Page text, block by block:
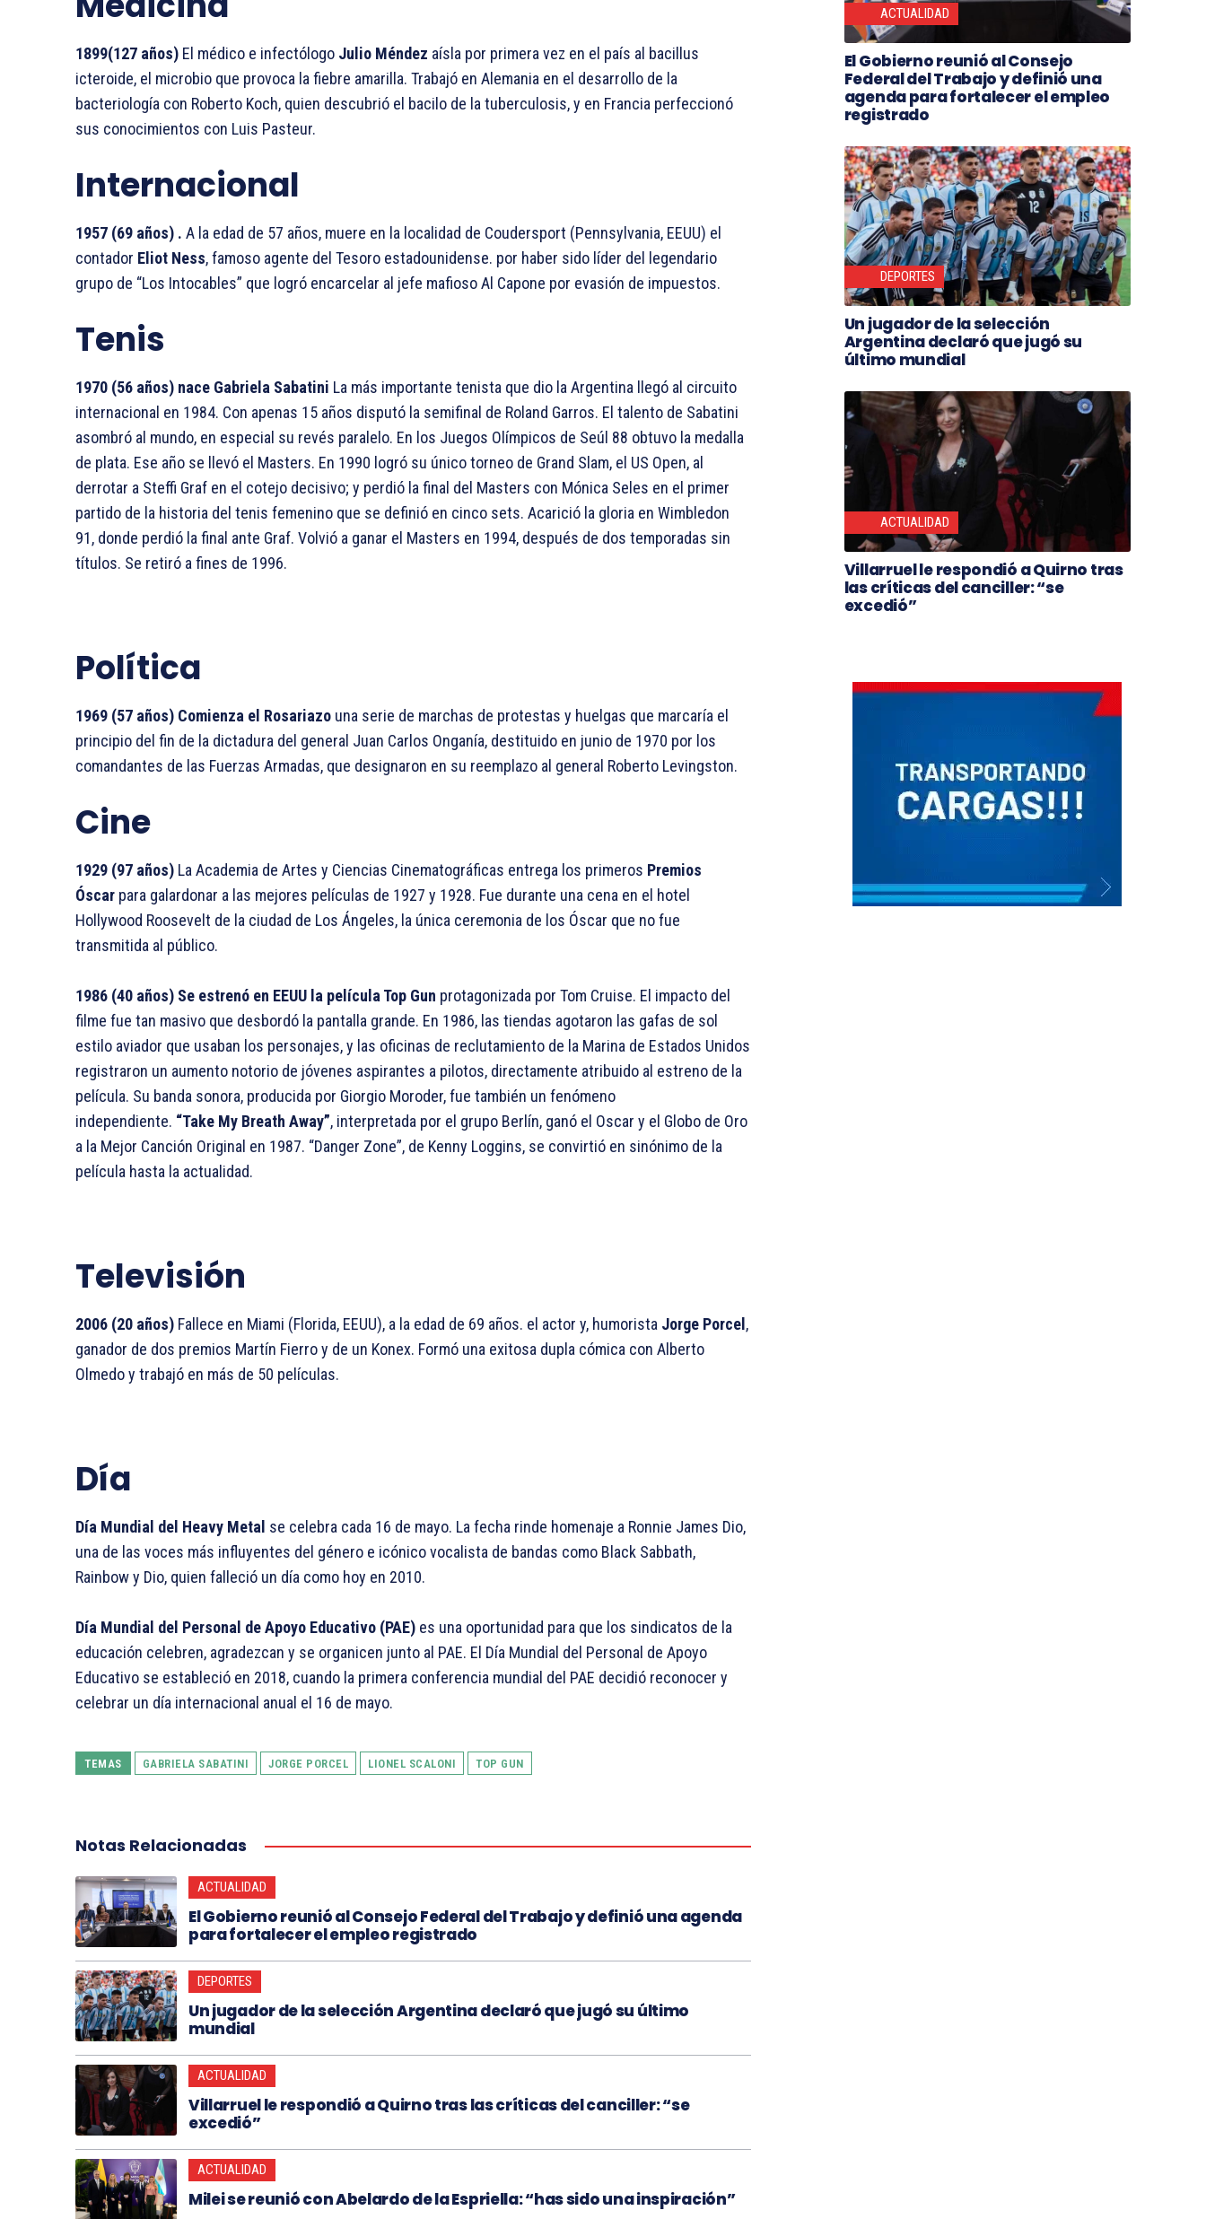
1899(127 años) El médico e infectólogo Julio Méndez aísla por primera vez en el país al bacillus
icteroide, el microbio que provoca la fiebre amarilla. Trabajó en Alemania en el desarrollo de la
bacteriología con Roberto Koch, quien descubrió el bacilo de la tuberculosis, y en Francia perfeccionó
sus conocimientos con Luis Pasteur.
Internacional
1957 (69 años) . A la edad de 57 años, muere en la localidad de Coudersport (Pennsylvania, EEUU) el
contador Eliot Ness, famoso agente del Tesoro estadounidense. por haber sido líder del legendario
grupo de “Los Intocables” que logró encarcelar al jefe mafioso Al Capone por evasión de impuestos.
Tenis
1970 (56 años) nace Gabriela Sabatini La más importante tenista que dio la Argentina llegó al circuito
internacional en 1984. Con apenas 15 años disputó la semifinal de Roland Garros. El talento de Sabatini
asombró al mundo, en especial su revés paralelo. En los Juegos Olímpicos de Seúl 88 obtuvo la medalla
de plata. Ese año se llevó el Masters. En 1990 logró su único torneo de Grand Slam, el US Open, al
derrotar a Steffi Graf en el cotejo decisivo; y perdió la final del Masters con Mónica Seles en el primer
partido de la historia del tenis femenino que se definió en cinco sets. Acarició la gloria en Wimbledon
91, donde perdió la final ante Graf. Volvió a ganar el Masters en 1994, después de dos temporadas sin
títulos. Se retiró a fines de 1996.
Política
1969 (57 años) Comienza el Rosariazo una serie de marchas de protestas y huelgas que marcaría el
principio del fin de la dictadura del general Juan Carlos Onganía, destituido en junio de 1970 por los
comandantes de las Fuerzas Armadas, que designaron en su reemplazo al general Roberto Levingston.
Cine
1929 (97 años) La Academia de Artes y Ciencias Cinematográficas entrega los primeros Premios
Óscar para galardonar a las mejores películas de 1927 y 1928. Fue durante una cena en el hotel
Hollywood Roosevelt de la ciudad de Los Ángeles, la única ceremonia de los Óscar que no fue
transmitida al público.
1986 (40 años) Se estrenó en EEUU la película Top Gun protagonizada por Tom Cruise. El impacto del
filme fue tan masivo que desbordó la pantalla grande. En 1986, las tiendas agotaron las gafas de sol
estilo aviador que usaban los personajes, y las oficinas de reclutamiento de la Marina de Estados Unidos
registraron un aumento notorio de jóvenes aspirantes a pilotos, directamente atribuido al estreno de la
película. Su banda sonora, producida por Giorgio Moroder, fue también un fenómeno
independiente. “Take My Breath Away”, interpretada por el grupo Berlín, ganó el Oscar y el Globo de Oro
a la Mejor Canción Original en 1987. “Danger Zone”, de Kenny Loggins, se convirtió en sinónimo de la
película hasta la actualidad.
Televisión
2006 (20 años) Fallece en Miami (Florida, EEUU), a la edad de 69 años. el actor y, humorista Jorge Porcel,
ganador de dos premios Martín Fierro y de un Konex. Formó una exitosa dupla cómica con Alberto
Olmedo y trabajó en más de 50 películas.
Día
Día Mundial del Heavy Metal se celebra cada 16 de mayo. La fecha rinde homenaje a Ronnie James Dio,
una de las voces más influyentes del género e icónico vocalista de bandas como Black Sabbath,
Rainbow y Dio, quien falleció un día como hoy en 2010.
Día Mundial del Personal de Apoyo Educativo (PAE) es una oportunidad para que los sindicatos de la
educación celebren, agradezcan y se organicen junto al PAE. El Día Mundial del Personal de Apoyo
Educativo se estableció en 2018, cuando la primera conferencia mundial del PAE decidió reconocer y
celebrar un día internacional anual el 16 de mayo.
TEMAS GABRIELA SABATINI JORGE PORCEL LIONEL SCALONI TOP GUN
Notas Relacionadas
ACTUALIDAD
El Gobierno reunió al Consejo Federal del Trabajo y definió una agenda
para fortalecer el empleo registrado
DEPORTES
Un jugador de la selección Argentina declaró que jugó su último
mundial
ACTUALIDAD
Villarruel le respondió a Quirno tras las críticas del canciller: “se
excedió”
ACTUALIDAD
Milei se reunió con Abelardo de la Espriella: “has sido una inspiración”
ACTUALIDAD
El Gobierno reunió al Consejo
Federal del Trabajo y definió una
agenda para fortalecer el empleo
registrado
DEPORTES
Un jugador de la selección
Argentina declaró que jugó su
último mundial
ACTUALIDAD
Villarruel le respondió a Quirno tras
las críticas del canciller: “se
excedió”